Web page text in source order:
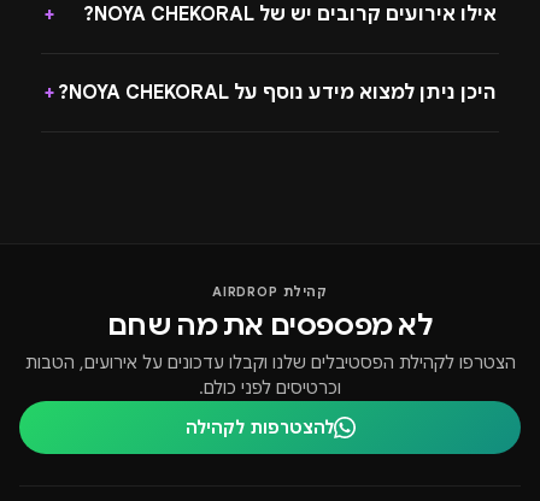
אילו אירועים קרובים יש של NOYA CHEKORAL? +
היכן ניתן למצוא מידע נוסף על NOYA CHEKORAL? +
קהילת AIRDROP
לא מפספסים את מה שחם
הצטרפו לקהילת הפסטיבלים שלנו וקבלו עדכונים על אירועים, הטבות
וכרטיסים לפני כולם.
להצטרפות לקהילה